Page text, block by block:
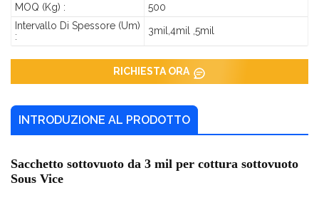
MOQ (kg) :
500
Intervallo Di Spessore (um)
:
3mil,4mil ,5mil
RICHIESTA ORA
INTRODUZIONE AL PRODOTTO
Sacchetto sottovuoto da 3 mil per cottura sottovuoto
Sous Vice